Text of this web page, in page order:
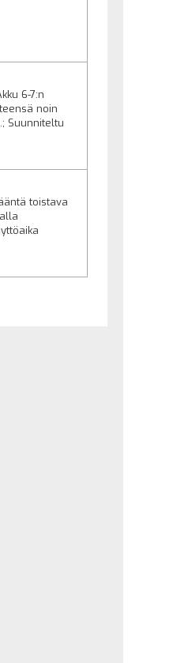
6-7:n
noin
Suunniteltu
toistava